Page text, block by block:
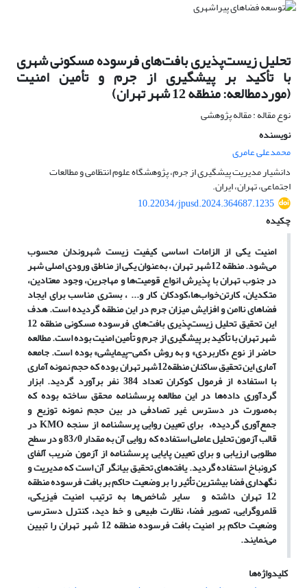
تحلیل زیست‌پذیری بافت‌های فرسوده مسکونی شهری
با تأکید بر پیشگیری از جرم و تأمین امنیت
(موردمطالعه: منطقه 12 شهر تهران)
نوع مقاله : مقاله پژوهشی
نویسنده
محمدعلی عامری
دانشیار مدیریت پیشگیری از جرم، پژوهشگاه علوم انتظامی و مطالعات
اجتماعی، تهران، ایران.
10.22034/jpusd.2024.364687.1235
چکیده
امنیت یکی از الزامات اساسی کیفیت زیست شهروندان محسوب
می‌شود. منطقه 12شهر تهران ، به‌عنوان یکی از مناطق ورودی اصلی شهر
در جنوب تهران با پذیرش انواع قومیت‌ها و مهاجرین، وجود معتادین،
متکدیان، کارتن‌خواب‌ها،کودکان کار و... ، بستری مناسب برای ایجاد
فضاهای ناامن و افزایش میزان جرم در این منطقه گردیده است. هدف
این تحقیق تحلیل زیست‌پذیری بافت‌های فرسوده مسکونی منطقه 12
شهر تهران با تأکید بر پیشگیری از جرم و تأمین امنیت بوده است. مطالعه
حاضر از نوع «کاربردی» و به روش «کمی-پیمایشی» بوده است. جامعه
آماری این تحقیق ساکنان منطقه12شهر تهران بوده که حجم نمونه آماری
با استفاده از فرمول کوکران تعداد 384 نفر برآورد گردید. ابزار
گردآوری داده‌ها در این مطالعه پرسشنامه محقق ساخته بوده که
به‌صورت در دسترس غیر تصادفی در بین حجم نمونه توزیع و
جمع‌آوری گردیده، برای تعیین روایی پرسشنامه از سنجه KMO در
قالب آزمون تحلیل عاملی استفاده که روایی آن به مقدار 83/0 و در سطح
مطلوبی ارزیابی و برای تعیین پایایی پرسشنامه از آزمون ضریب آلفای
کرونباخ استفاده گردید. یافته‌های تحقیق بیانگر آن است که ﻣﺪﯾﺮﯾﺖ و
ﻧﮕﻬﺪاری ﻓﻀﺎ ﺑﯿﺸﺘﺮﯾﻦ تأثیر را ﺑﺮ وﺿﻌﯿﺖ ﺣﺎﮐﻢ ﺑﺮ ﺑﺎﻓﺖ ﻓﺮﺳﻮده منطقه
12 تهران داشته و ﺳﺎﯾﺮ شاخص‌ها ﺑﻪ ﺗﺮﺗﯿﺐ اﻣﻨﯿﺖ ﻓﯿﺰﯾﮑﯽ،
ﻗﻠﻤﺮوﮔﺮاﯾﯽ، ﺗﺼﻮﯾﺮ ﻓﻀﺎ، ﻧﻈﺎرت ﻃﺒﯿﻌﯽ و ﺧﻂ دﯾﺪ، ﮐﻨﺘﺮل دﺳﺘﺮﺳﯽ
وﺿﻌﯿﺖ ﺣﺎﮐﻢ ﺑﺮ اﻣﻨﯿﺖ ﺑﺎﻓﺖ ﻓﺮﺳﻮده منطقه 12 شهر تهران را ﺗﺒﯿﯿﻦ
می‌نمایند.
کلیدواژه‌ها